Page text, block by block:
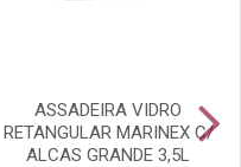
ASSADEIRA VIDRO
RETANGULAR MARINEX C/
ALCAS GRANDE 3,5L